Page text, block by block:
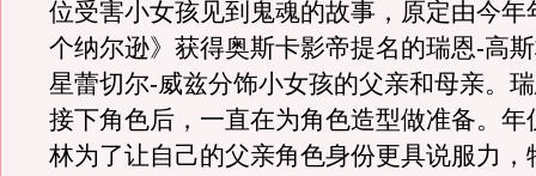
位受害小女孩见到鬼魂的故事，原定由今年
个纳尔逊》获得奥斯卡影帝提名的瑞恩-高
星蕾切尔-威兹分饰小女孩的父亲和母亲。
接下角色后，一直在为角色造型做准备。年
林为了让自己的父亲角色身份更具说服力，